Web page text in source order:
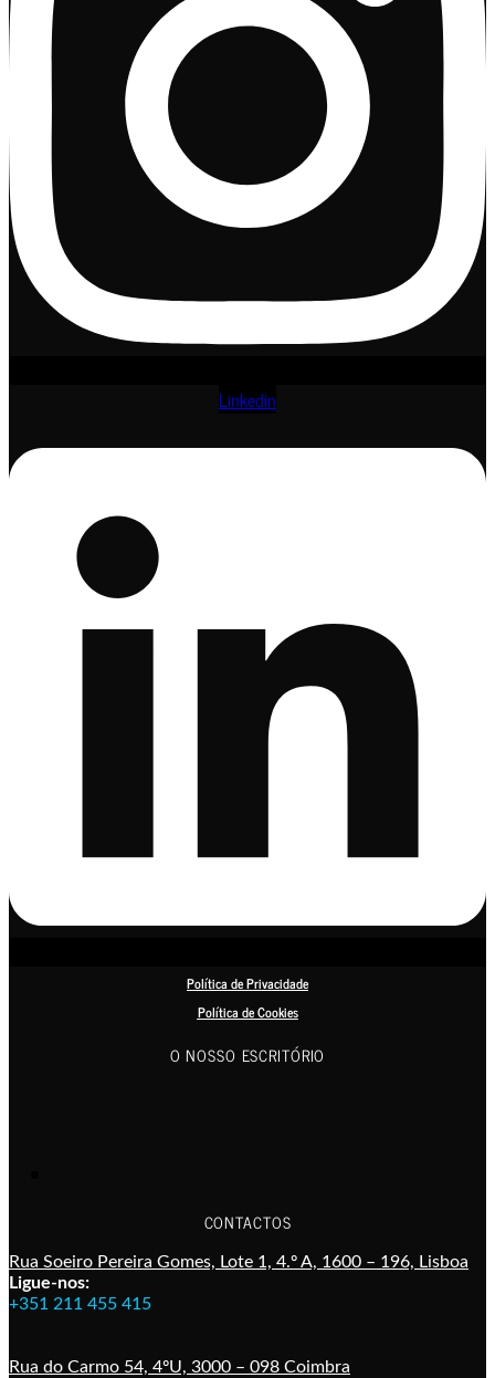
Linkedin
Política de Privacidade
Política de Cookies
O NOSSO ESCRITÓRIO
CONTACTOS
Rua Soeiro Pereira Gomes, Lote 1, 4.º A, 1600 – 196, Lisboa
Ligue-nos:
+351 211 455 415
Rua do Carmo 54, 4ºU, 3000 – 098 Coimbra